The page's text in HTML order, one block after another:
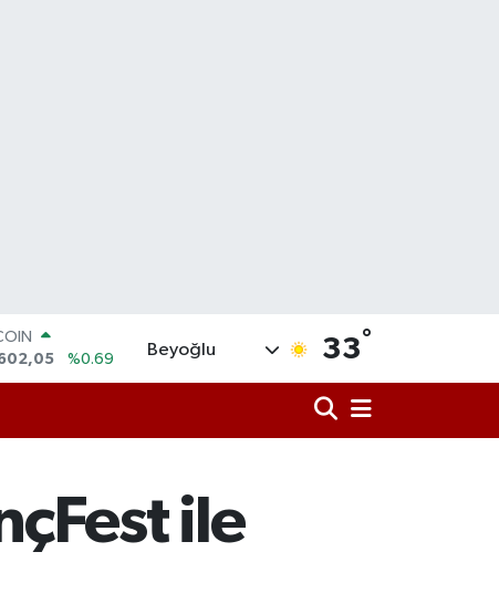
%0.06
%48
Beyoğlu 33°
ile